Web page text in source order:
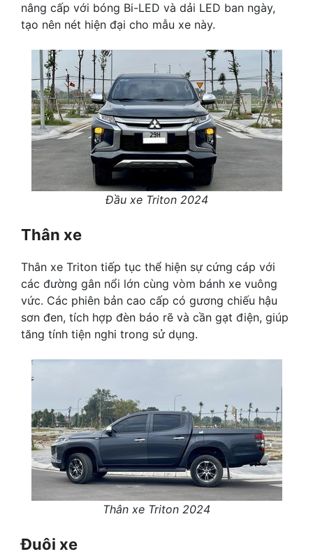
nâng cấp với bóng Bi-LED và dải LED ban ngày,
tạo nên nét hiện đại cho mẫu xe này.
Đầu xe Triton 2024
Thân xe
Thân xe Triton tiếp tục thể hiện sự cứng cáp với
các đường gân nổi lớn cùng vòm bánh xe vuông
vức. Các phiên bản cao cấp có gương chiếu hậu
sơn đen, tích hợp đèn báo rẽ và cần gạt điện, giúp
tăng tính tiện nghi trong sử dụng.
Thân xe Triton 2024
Đuôi xe